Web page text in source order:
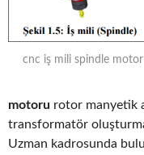
cnc iş mili spindle motor
motoru rotor manyetik
transformatör
Uzman kadrosunda